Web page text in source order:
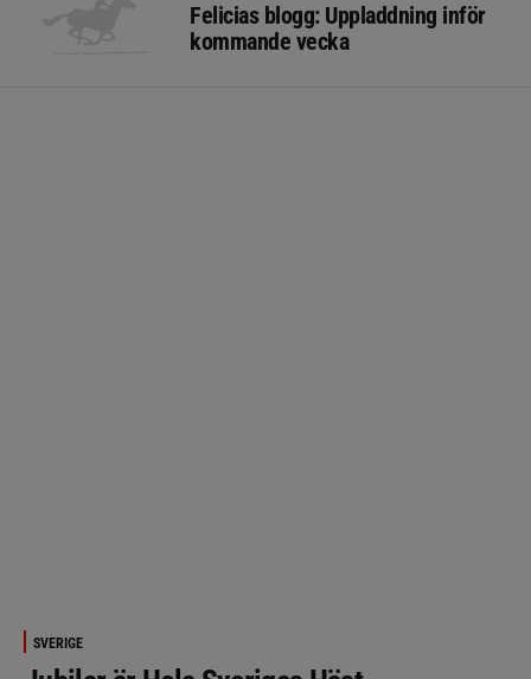
Felicias blogg: Uppladdning inför
kommande vecka
SVERIGE